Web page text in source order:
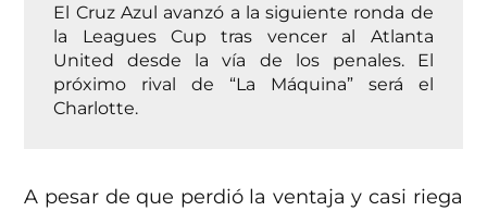
El Cruz Azul avanzó a la siguiente ronda de
la Leagues Cup tras vencer al Atlanta
United desde la vía de los penales. El
próximo rival de “La Máquina” será el
Charlotte.
A pesar de que perdió la ventaja y casi riega